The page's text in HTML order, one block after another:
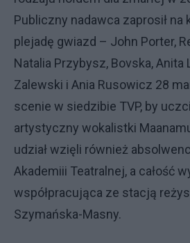
Publiczny nadawca zaprosił na
plejadę gwiazd – John Porter,
Natalia Przybysz, Bovska,
Zalewski i Ania Rusowicz 28
scenie w siedzibie TVP, by
artystyczny wokalistki
udział wzięli również
Akademiii Teatralnej, a całość
współpracująca ze stacją
Szymańska-Masny.